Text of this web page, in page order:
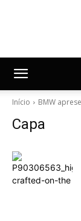
Início BMW
Capa